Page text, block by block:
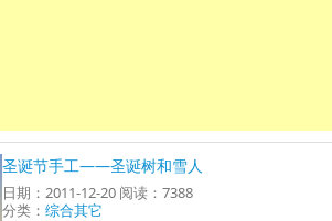
圣诞节手工——圣诞树和雪人
日期：2011-12-20 阅读：7388
分类：综合其它